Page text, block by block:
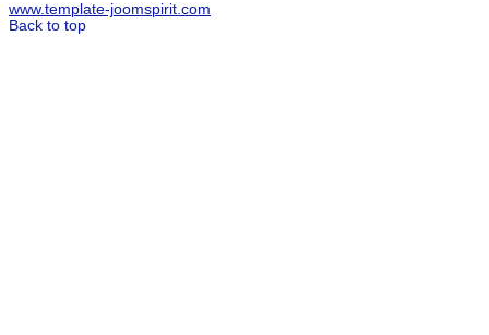
www.template-joomspirit.com
Back to top